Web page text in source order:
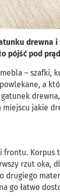
drewna i
pójść pod
– szafki,
a
jakie
i frontu. Korpus
rzut oka,
drugiego
go łatwo